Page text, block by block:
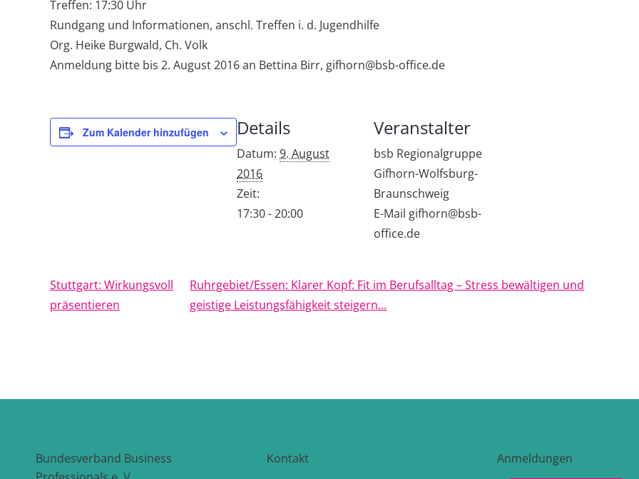
Treffen: 17:30 Uhr
Rundgang und Informationen, anschl. Treffen i. d. Jugendhilfe
Org. Heike Burgwald, Ch. Volk
Anmeldung bitte bis 2. August 2016 an Bettina Birr, gifhorn@bsb-office.de
Zum Kalender hinzufügen Details
Datum: 9. August
2016
Zeit:
17:30 - 20:00
Veranstalter
bsb Regionalgruppe
Gifhorn-Wolfsburg-
Braunschweig
E-Mail gifhorn@bsb-
office.de
Stuttgart: Wirkungsvoll
präsentieren
Ruhrgebiet/Essen: Klarer Kopf: Fit im Berufsalltag – Stress bewältigen und
geistige Leistungsfähigkeit steigern…
Bundesverband Business
Kontakt Anmeldungen